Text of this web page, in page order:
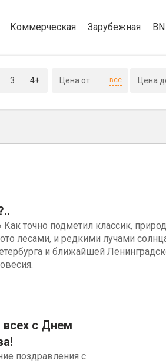
Коммерческая Зарубежная
3 4+ всё
Как точно подметил классик,
лесами, и редкими лучами
и ближайшей
всех с Днем
поздравления с